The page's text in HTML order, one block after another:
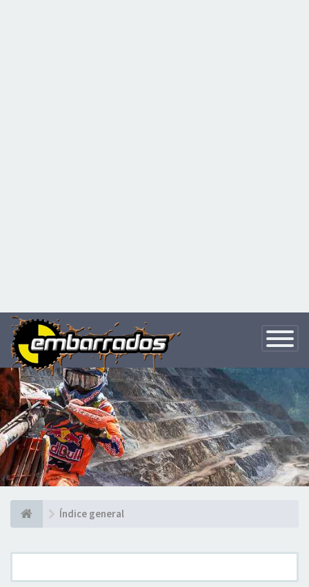
Toggle
Índice general